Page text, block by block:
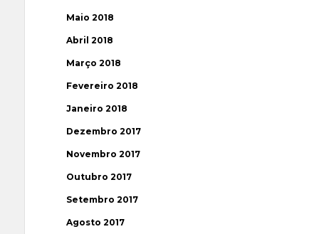
Maio 2018
Abril 2018
Março 2018
Fevereiro 2018
Janeiro 2018
Dezembro 2017
Novembro 2017
Outubro 2017
Setembro 2017
Agosto 2017